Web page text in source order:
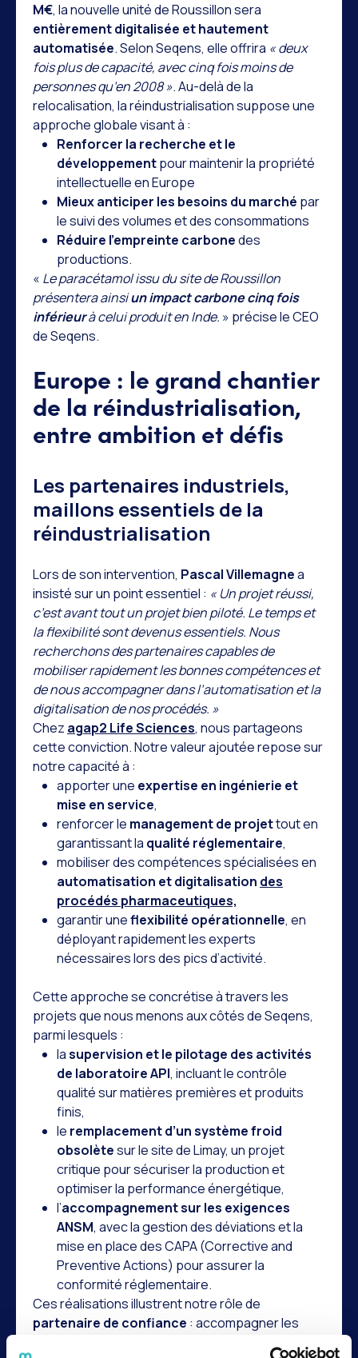
M€, la nouvelle unité de Roussillon sera
entièrement digitalisée et hautement
automatisée. Selon Seqens, elle offrira « deux
fois plus de capacité, avec cinq fois moins de
personnes qu’en 2008 ». Au-delà de la
relocalisation, la réindustrialisation suppose une
approche globale visant à :
Renforcer la recherche et le
développementpour maintenir la propriété
intellectuelle en Europe
Mieux anticiper les besoins du marché par
le suivi des volumes et des consommations
Réduire l’empreinte carbonedes
productions.
« Le paracétamol issu du site de Roussillon
présentera ainsiun impact carbone cinq fois
inférieurà celui produit en Inde. » précise le CEO
de Seqens.
Europe : le grand chantier
de la réindustrialisation,
entre ambition et défis
Les partenaires industriels,
maillons essentiels de la
réindustrialisation
Lors de son intervention, Pascal Villemagnea
insisté sur un point essentiel : « Un projet réussi,
c’est avant tout un projet bien piloté. Le temps et
la flexibilité sont devenus essentiels. Nous
recherchons des partenaires capables de
mobiliser rapidement les bonnes compétences et
de nous accompagner dans l’automatisation et la
digitalisation de nos procédés. »
Chez agap2 Life Sciences, nous partageons
cette conviction. Notre valeur ajoutée repose sur
notre capacité à :
apporter une expertise en ingénierie et
mise en service,
renforcer le management de projettout en
garantissant la qualité réglementaire,
mobiliser des compétences spécialisées en
automatisation et digitalisation des
procédés pharmaceutiques,
garantir uneflexibilité opérationnelle, en
déployant rapidement les experts
nécessaires lors des pics d’activité.
Cette approche se concrétise à travers les
projets que nous menons aux côtés de Seqens,
parmi lesquels :
lasupervision et le pilotage des activités
de laboratoire API, incluant le contrôle
qualité sur matières premières et produits
finis,
le remplacement d’un système froid
obsolètesur le site de Limay, un projet
critique pour sécuriser la production et
optimiser la performance énergétique,
l’accompagnement sur les exigences
ANSM, avec la gestion des déviations et la
mise en place des CAPA (Corrective and
Preventive Actions) pour assurer la
conformité réglementaire.
Ces réalisations illustrent notre rôle de
partenaire de confiance : accompagner les